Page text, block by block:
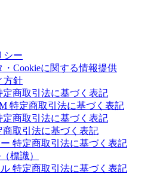
シー
Cookieに関する情報提供
方針
商取引法に基づく表記
特定商取引法に基づく表記
商取引法に基づく表記
取引法に基づく表記
特定商取引法に基づく表記
標識）
特定商取引法に基づく表記